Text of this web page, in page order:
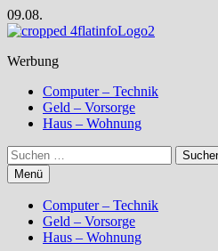
Zum
Inhalt
09.08.
Werbung
Computer – Technik
Geld – Vorsorge
Haus – Wohnung
Suchen
nach:
Menü
Computer – Technik
Geld – Vorsorge
Haus – Wohnung